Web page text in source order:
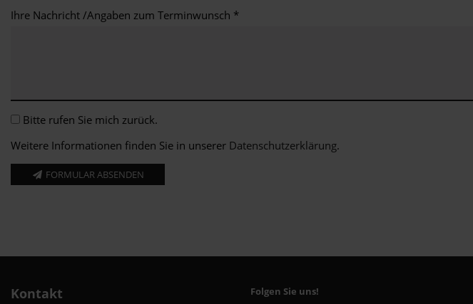
Ihre Nachricht /Angaben zum Terminwunsch *
Bitte rufen Sie mich zurück.
Weitere Informationen finden Sie in unserer Datenschutzerklärung.
FORMULAR ABSENDEN
Kontakt
Folgen Sie uns!